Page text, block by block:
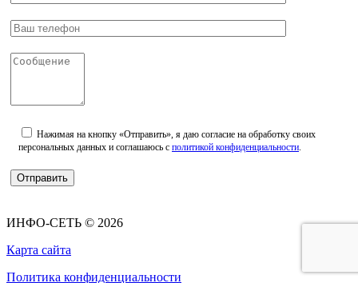
Нажимая на кнопку «Отправить», я даю согласие на обработку своих
персональных данных и соглашаюсь с политикой конфиденциальности.
ИНФО-СЕТЬ © 2026
Карта сайта
Политика конфиденциальности